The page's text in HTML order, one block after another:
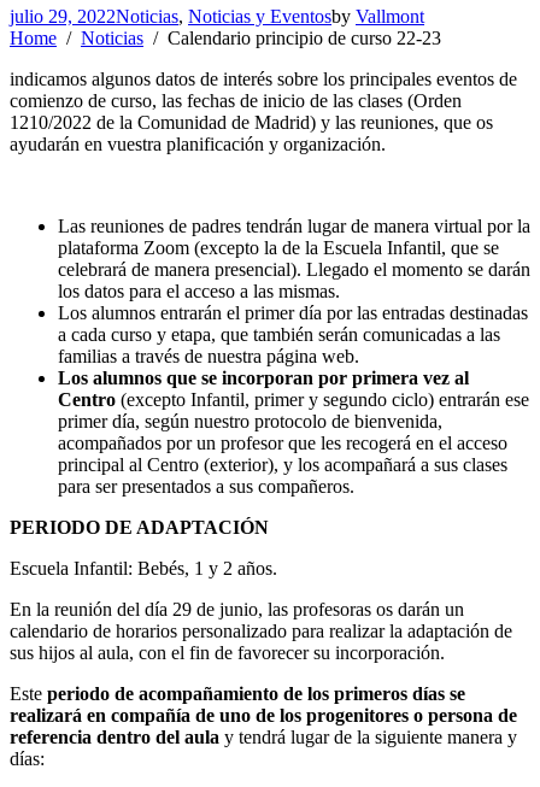
julio 29, 2022Noticias, Noticias y Eventosby Vallmont
Home
Noticias
Calendario principio de curso 22-23
indicamos algunos datos de interés sobre los principales eventos de
comienzo de curso, las fechas de inicio de las clases (Orden
1210/2022 de la Comunidad de Madrid) y las reuniones, que os
ayudarán en vuestra planificación y organización.
Las reuniones de padres tendrán lugar de manera virtual por la
plataforma Zoom (excepto la de la Escuela Infantil, que se
celebrará de manera presencial). Llegado el momento se darán
los datos para el acceso a las mismas.
Los alumnos entrarán el primer día por las entradas destinadas
a cada curso y etapa, que también serán comunicadas a las
familias a través de nuestra página web.
Los alumnos que se incorporan por primera vez al
Centro (excepto Infantil, primer y segundo ciclo) entrarán ese
primer día, según nuestro protocolo de bienvenida,
acompañados por un profesor que les recogerá en el acceso
principal al Centro (exterior), y los acompañará a sus clases
para ser presentados a sus compañeros.
PERIODO DE ADAPTACIÓN
Escuela Infantil: Bebés, 1 y 2 años.
En la reunión del día 29 de junio, las profesoras os darán un
calendario de horarios personalizado para realizar la adaptación de
sus hijos al aula, con el fin de favorecer su incorporación.
Este periodo de acompañamiento de los primeros días se
realizará en compañía de uno de los progenitores o persona de
referencia dentro del aula y tendrá lugar de la siguiente manera y
días: